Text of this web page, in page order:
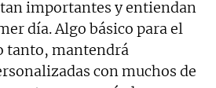
importantes y entiendan
día. Algo básico para el
tanto, mantendrá
con muchos de